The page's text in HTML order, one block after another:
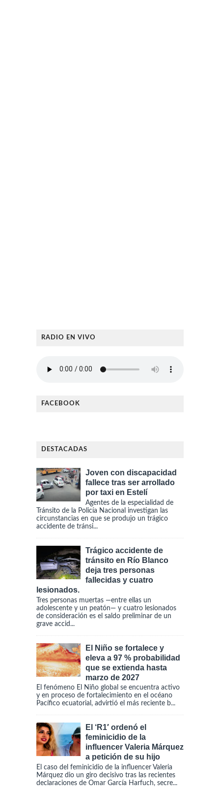
RADIO EN VIVO
FACEBOOK
DESTACADAS
Joven con discapacidad
fallece tras ser arrollado
por taxi en Estelí
Agentes de la especialidad de
Tránsito de la Policía Nacional investigan las
circunstancias en que se produjo un trágico
accidente de tránsi...
Trágico accidente de
tránsito en Río Blanco
deja tres personas
fallecidas y cuatro
lesionados.
Tres personas muertas —entre ellas un
adolescente y un peatón— y cuatro lesionados
de consideración es el saldo preliminar de un
grave accid...
El Niño se fortalece y
eleva a 97 % probabilidad
que se extienda hasta
marzo de 2027
El fenómeno El Niño global se encuentra activo
y en proceso de fortalecimiento en el océano
Pacífico ecuatorial, advirtió el más reciente b...
El ‘R1′ ordenó el
feminicidio de la
influencer Valeria Márquez
a petición de su hijo
El caso del feminicidio de la influencer Valeria
Márquez dio un giro decisivo tras las recientes
declaraciones de Omar García Harfuch, secre...